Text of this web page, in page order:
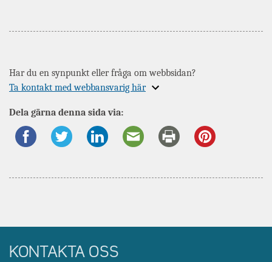
Har du en synpunkt eller fråga om webbsidan?
Expandera
om
Ta kontakt med webbansvarig här
Dela gärna denna sida via:
KONTAKTA OSS